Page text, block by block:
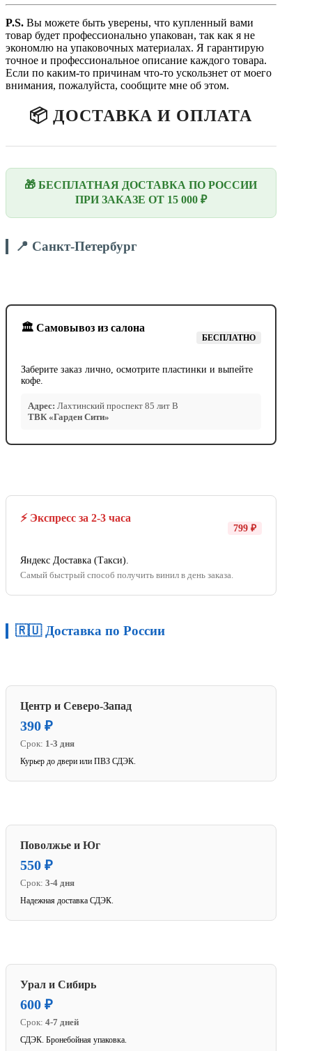
P.S. Вы можете быть уверены, что купленный вами
товар будет профессионально упакован, так как я не
экономлю на упаковочных материалах. Я гарантирую
точное и профессиональное описание каждого товара.
Если по каким-то причинам что-то ускользнет от моего
внимания, пожалуйста, сообщите мне об этом.
📦 ДОСТАВКА И ОПЛАТА
🎁 БЕСПЛАТНАЯ ДОСТАВКА ПО РОССИИ
ПРИ ЗАКАЗЕ ОТ 15 000 ₽
📍 Санкт-Петербург
🏛️ Самовывоз из салона
БЕСПЛАТНО
Заберите заказ лично, осмотрите пластинки и выпейте
кофе.
Адрес: Лахтинский проспект 85 лит В
ТВК «Гарден Сити»
⚡ Экспресс за 2-3 часа
799 ₽
Яндекс Доставка (Такси).
Самый быстрый способ получить винил в день заказа.
🇷🇺 Доставка по России
Центр и Северо-Запад
390 ₽
Срок: 1-3 дня
Курьер до двери или ПВЗ СДЭК.
Поволжье и Юг
550 ₽
Срок: 3-4 дня
Надежная доставка СДЭК.
Урал и Сибирь
600 ₽
Срок: 4-7 дней
СДЭК. Бронебойная упаковка.